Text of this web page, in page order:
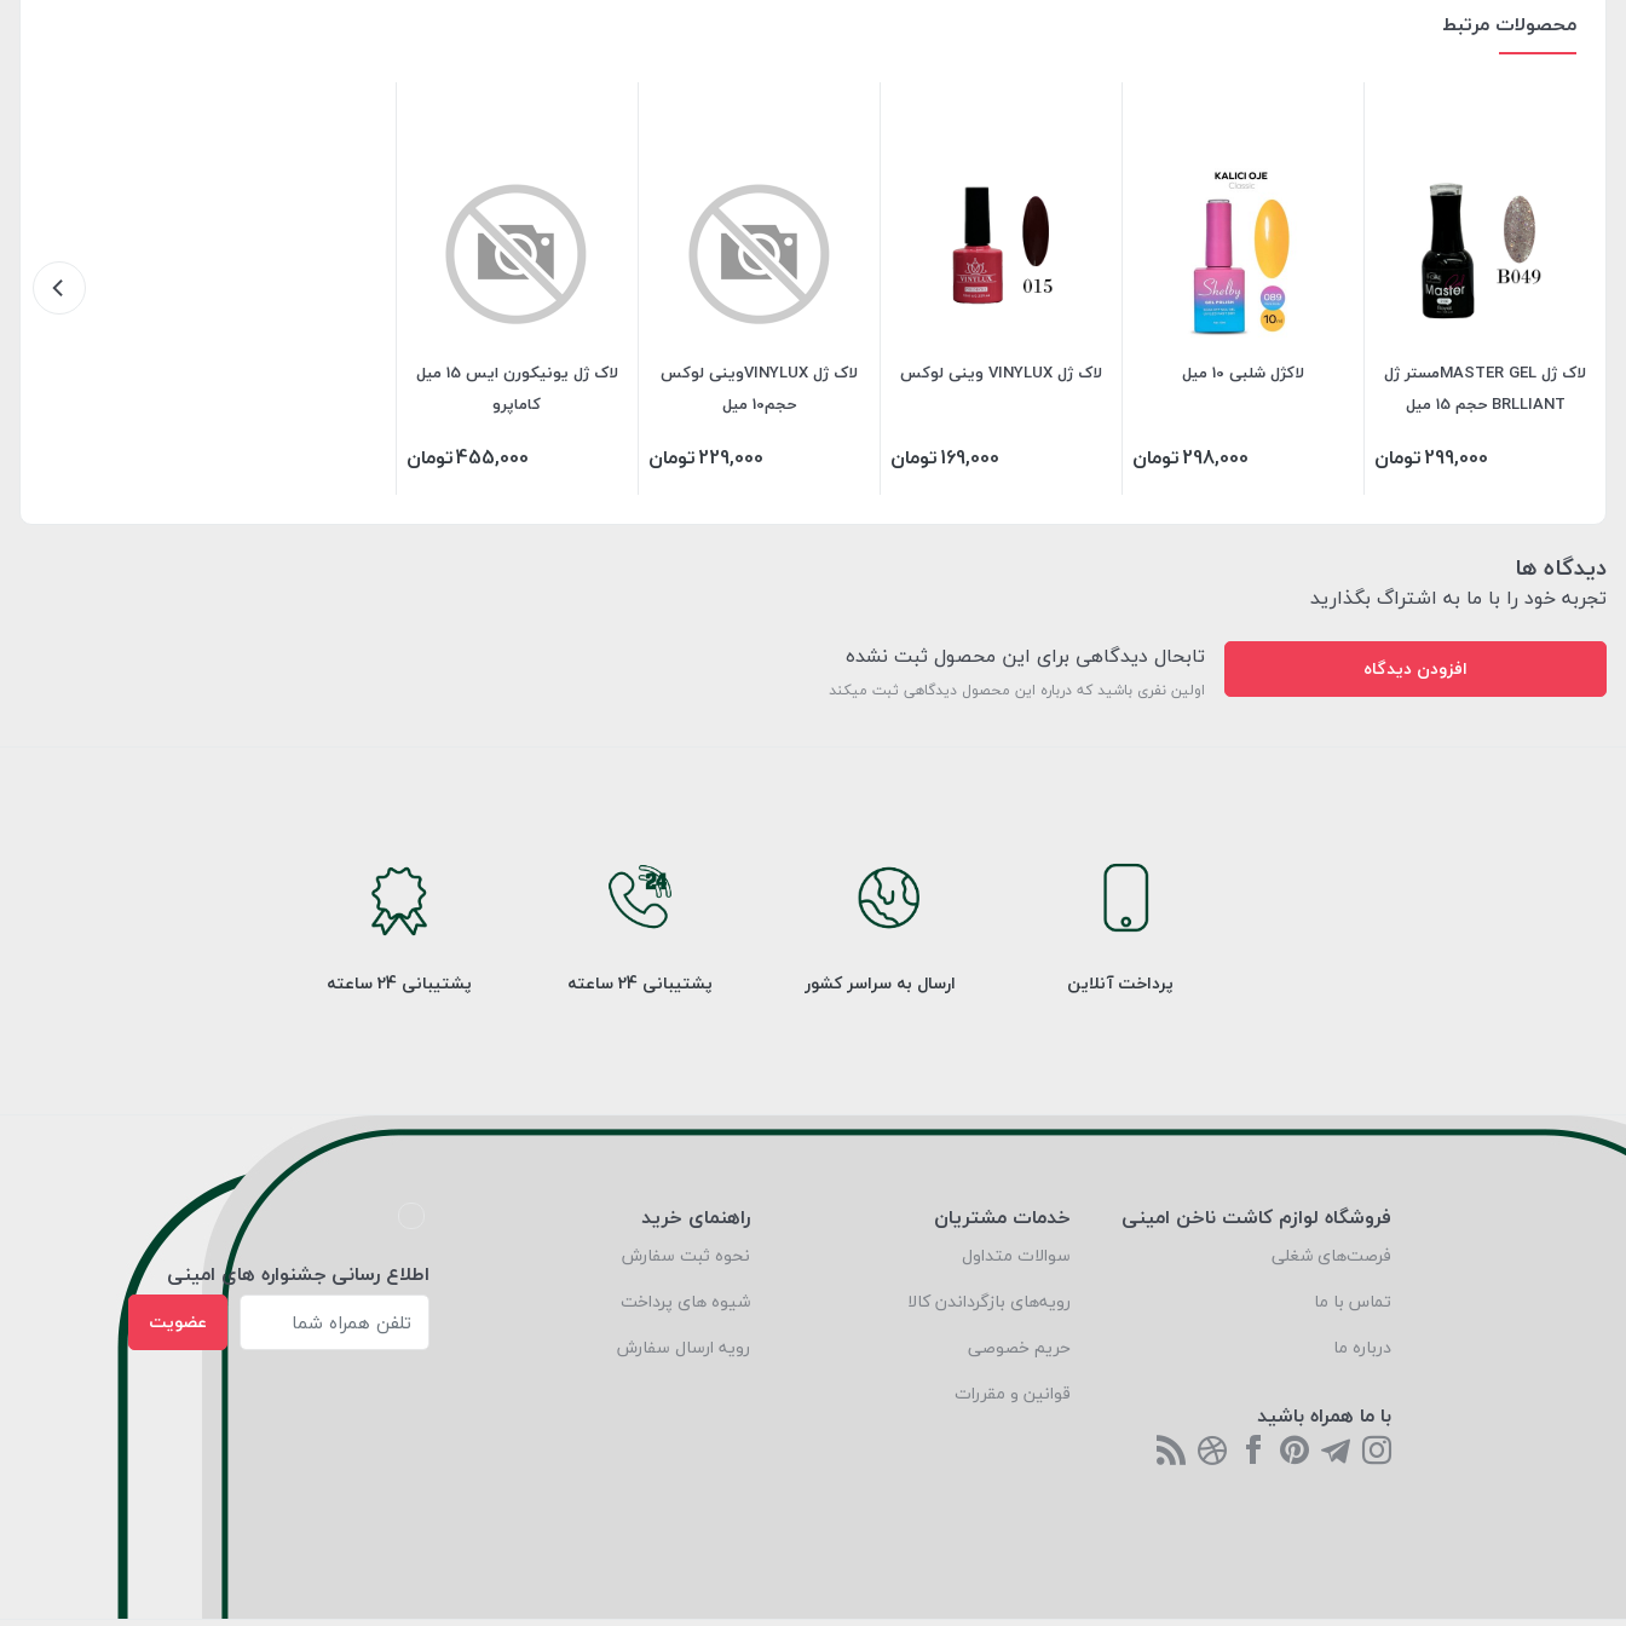
محصولات مرتبط
لاک ژل MASTER GELمستر ژل
BRLLIANT حجم 15 میل
299,000تومان
لاکژل شلبی 10 میل
298,000تومان
لاک ژل VINYLUX وینی لوکس
169,000تومان
لاک ژل VINYLUXوینی لوکس
حجم10 میل
229,000تومان
لاک ژل یونیکورن ایس 15 میل
کاماپرو
455,000تومان
دیدگاه ها
تجربه خود را با ما به اشتراگ بگذارید
افزودن دیدگاه تابحال دیدگاهی برای این محصول ثبت نشده
اولین نفری باشید که درباره این محصول دیدگاهی ثبت میکند
پرداخت آنلاین ارسال به سراسر کشور پشتیبانی 24 ساعته پشتیبانی 24 ساعته
فروشگاه لوازم کاشت ناخن امینی
فرصت‌های شغلی
تماس با ما
درباره ما
با ما همراه باشید
خدمات مشتریان
سوالات متداول
رویه‌های بازگرداندن کالا
حریم خصوصی
قوانین و مقررات
راهنمای خرید
نحوه ثبت سفارش
شیوه های پرداخت
رویه ارسال سفارش
اطلاع رسانی جشنواره های امینی
عضویت